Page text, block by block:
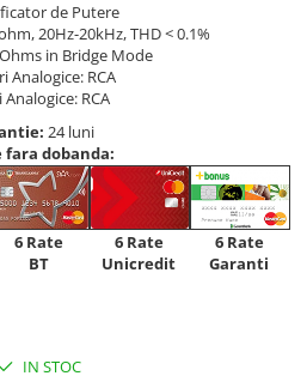
de Putere
20Hz-20kHz, THD < 0.1%
in Bridge Mode
Analogice: RCA
Analogice: RCA
24 luni
fara dobanda:
6 Rate
BT
6 Rate
Unicredit
6 Rate
Garanti
IN STOC